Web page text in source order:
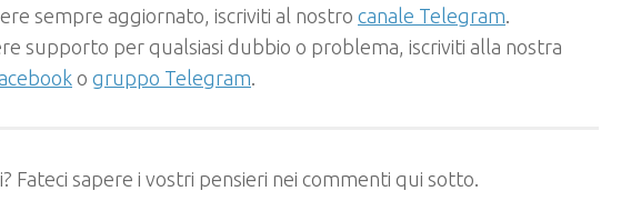
sempre aggiornato, iscriviti al nostro canale Telegram.
supporto per qualsiasi dubbio o problema, iscriviti alla nostra
o gruppo Telegram.
Fateci sapere i vostri pensieri nei commenti qui sotto.